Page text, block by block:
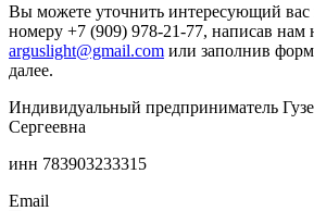
Вы можете уточнить интересующий вас
номеру +7 (909) 978-21-77, написав нам
arguslight@gmail.com или заполнив
далее.
Индивидуальный предприниматель
Сергеевна
инн 783903233315
Email